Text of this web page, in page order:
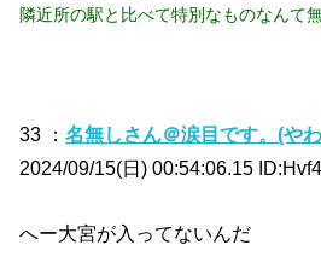
隣近所の駅と比べて特別なものなんて
33 ：名無しさん＠涙目です。(や
2024/09/15(日) 00:54:06.15
へー大宮が入ってないんだ